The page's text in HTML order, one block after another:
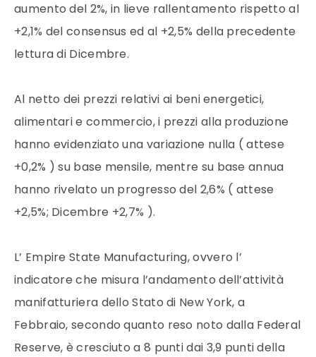
aumento del 2%, in lieve rallentamento rispetto al
+2,1% del consensus ed al +2,5% della precedente
lettura di Dicembre.
Al netto dei prezzi relativi ai beni energetici,
alimentari e commercio, i prezzi alla produzione
hanno evidenziato una variazione nulla ( attese
+0,2% ) su base mensile, mentre su base annua
hanno rivelato un progresso del 2,6% ( attese
+2,5%; Dicembre +2,7% ).
L’ Empire State Manufacturing, ovvero l’
indicatore che misura l’andamento dell’attività
manifatturiera dello Stato di New York, a
Febbraio, secondo quanto reso noto dalla Federal
Reserve, è cresciuto a 8 punti dai 3,9 punti della